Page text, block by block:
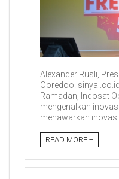
Alexander Rusli,
Ooredoo.
Ramadan, Indosat
mengenalkan
menawarkan inovasi
READ MORE +